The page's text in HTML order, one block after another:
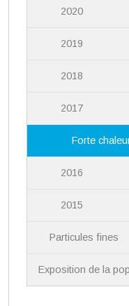
2020
2019
2018
2017
Forte
2016
2015
Particules fines
Exposition de la